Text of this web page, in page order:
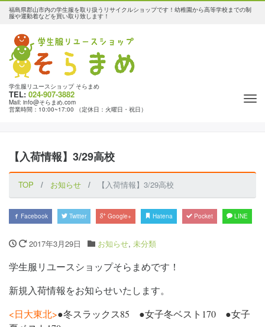
福島県郡山市内の学生服を取り扱うリサイクルショップです！幼稚園から高等学校までの制
服や運動着などを買い取り致します！
学生服リユースショップ そらまめ
TEL: 024-907-3882
Mail: info@そらまめ.com
営業時間：10:00~17:00 （定休日：火曜日・祝日）
【入荷情報】3/29高校
TOP お知らせ 【入荷情報】3/29高校
Facebook Twitter Google+ Hatena Pocket LINE
2017年3月29日 お知らせ, 未分類
学生服リユースショップそらまめです！
新規入荷情報をお知らせいたします。
<日大東北>●冬スラックス85 ●女子冬ベスト170 ●女子